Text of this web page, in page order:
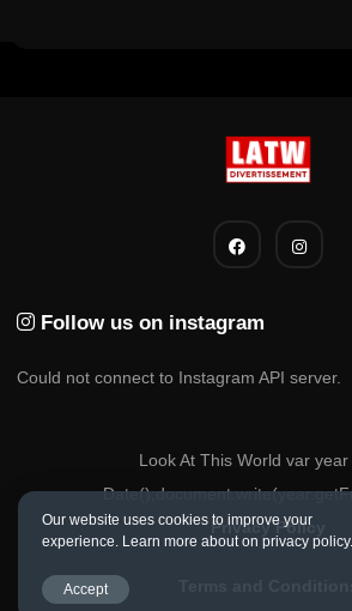
Follow us on instagram
Could not connect to Instagram API server.
Look At This World var year
Privacy Policy
Our website uses cookies to improve your
experience. Learn more about on privacy policy.
Accept